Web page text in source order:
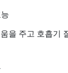
을 주고 호흡기